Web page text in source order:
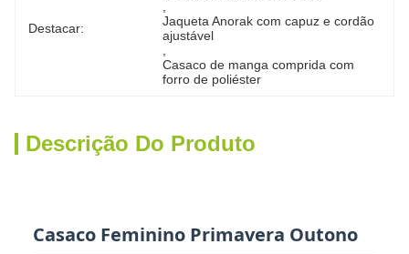
Destacar:
Jaqueta Anorak com capuz e cordão
ajustável
Casaco de manga comprida com
forro de poliéster
Descrição Do Produto
Casaco Feminino Primavera Outono